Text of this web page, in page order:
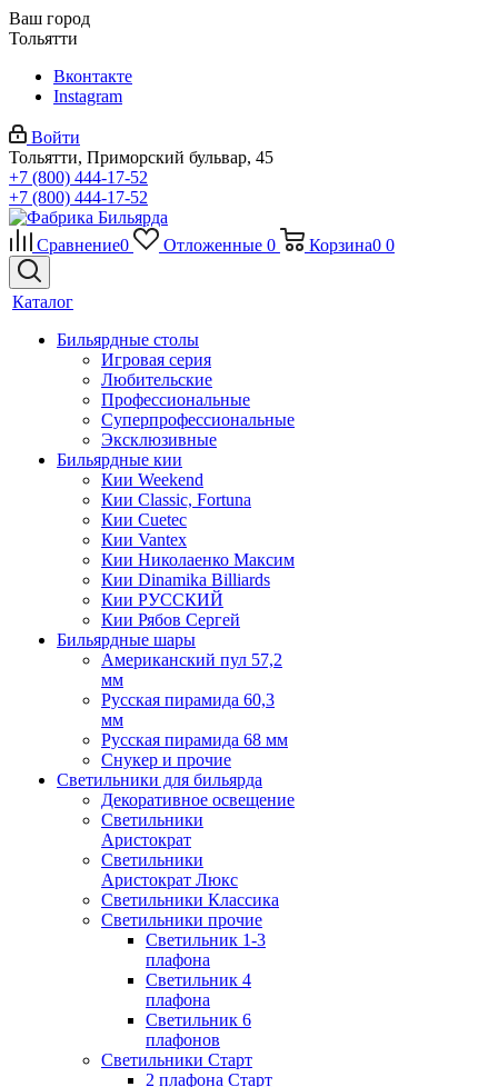
Ваш город
Тольятти
Вконтакте
Instagram
Войти
Тольятти, Приморский бульвар, 45
+7 (800) 444-17-52
+7 (800) 444-17-52
Сравнение0 Отложенные 0 Корзина0 0
Каталог
Бильярдные столы
Игровая серия
Любительские
Профессиональные
Суперпрофессиональные
Эксклюзивные
Бильярдные кии
Кии Weekend
Кии Classic, Fortuna
Кии Cuetec
Кии Vantex
Кии Николаенко Максим
Кии Dinamika Billiards
Кии РУССКИЙ
Кии Рябов Сергей
Бильярдные шары
Американский пул 57,2
мм
Русская пирамида 60,3
мм
Русская пирамида 68 мм
Снукер и прочие
Светильники для бильярда
Декоративное освещение
Светильники
Аристократ
Светильники
Аристократ Люкс
Светильники Классика
Светильники прочие
Светильник 1-3
плафона
Светильник 4
плафона
Светильник 6
плафонов
Светильники Старт
2 плафона Старт